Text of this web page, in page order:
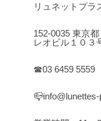
リュネットプ
152-0035 東京
レオビル１０３
☎03 6459 5559